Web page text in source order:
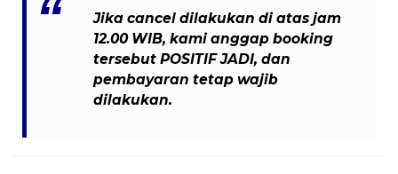
Jika cancel dilakukandi atas jam
12.00 WIB, kami anggap booking
tersebutPOSITIF JADI, dan
pembayaran tetap wajib
dilakukan.